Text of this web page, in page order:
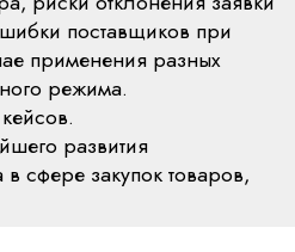
поставщиков при
применения разных
режима.
развития
сфере закупок товаров,